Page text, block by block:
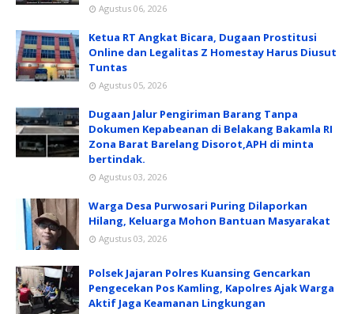
Agustus 06, 2026
Ketua RT Angkat Bicara, Dugaan Prostitusi
Online dan Legalitas Z Homestay Harus Diusut
Tuntas
Agustus 05, 2026
Dugaan Jalur Pengiriman Barang Tanpa
Dokumen Kepabeanan di Belakang Bakamla RI
Zona Barat Barelang Disorot,APH di minta
bertindak.
Agustus 03, 2026
Warga Desa Purwosari Puring Dilaporkan
Hilang, Keluarga Mohon Bantuan Masyarakat
Agustus 03, 2026
Polsek Jajaran Polres Kuansing Gencarkan
Pengecekan Pos Kamling, Kapolres Ajak Warga
Aktif Jaga Keamanan Lingkungan